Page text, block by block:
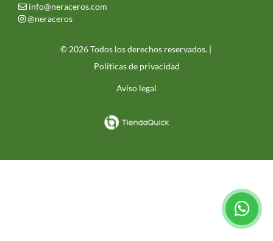
info@neraceros.com
@neraceros
© 2026 Todos los derechos reservados. |
Politicas de privacidad
Aviso legal